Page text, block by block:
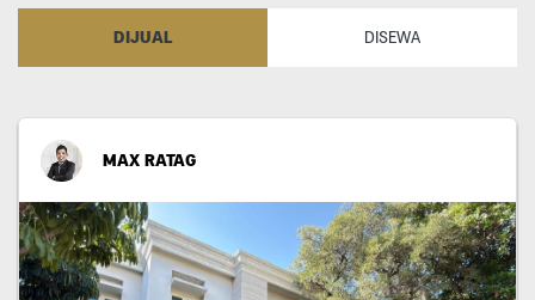
DIJUAL DISEWA
MAX RATAG